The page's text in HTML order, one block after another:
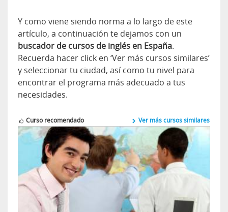
Y como viene siendo norma a lo largo de este
artículo, a continuación te dejamos con un
buscador de cursos de inglés en España.
Recuerda hacer click en ‘Ver más cursos similares’
y seleccionar tu ciudad, así como tu nivel para
encontrar el programa más adecuado a tus
necesidades.
Curso recomendado Ver más cursos similares